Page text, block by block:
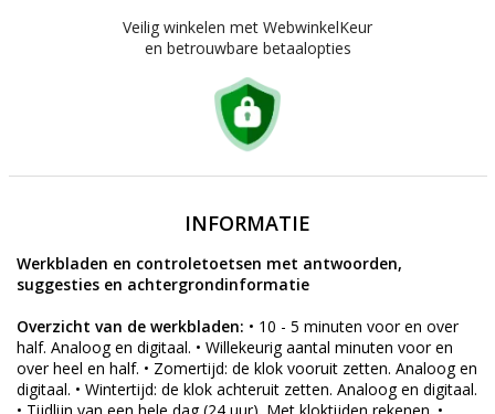
Veilig winkelen met WebwinkelKeur
en betrouwbare betaalopties
INFORMATIE
Werkbladen en controletoetsen met antwoorden,
suggesties en achtergrondinformatie
Overzicht van de werkbladen: • 10 - 5 minuten voor en over
half. Analoog en digitaal. • Willekeurig aantal minuten voor en
over heel en half. • Zomertijd: de klok vooruit zetten. Analoog en
digitaal. • Wintertijd: de klok achteruit zetten. Analoog en digitaal.